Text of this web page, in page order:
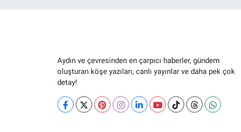
Aydın ve çevresinden en çarpıcı haberler, gündem
oluşturan köşe yazıları, canlı yayınlar ve daha pek çok
detay!